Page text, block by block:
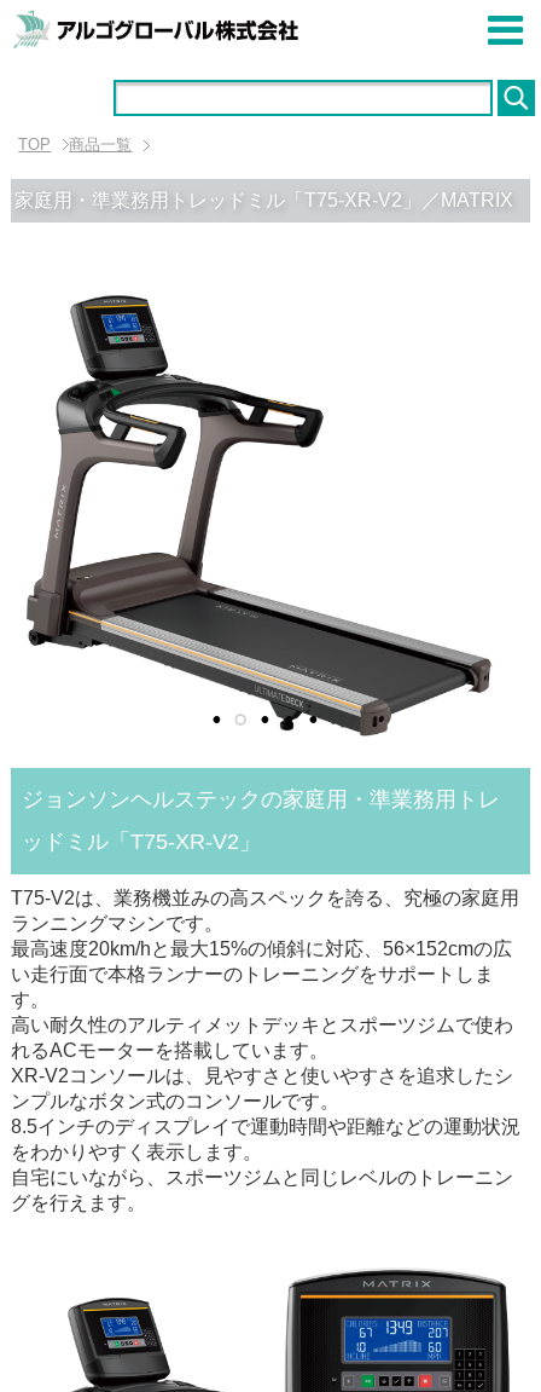
TOP 商品一覧
家庭用・準業務用トレッドミル「T75-XR-V2」／MATRIX
ジョンソンヘルステックの家庭用・準業務用トレ
ッドミル「T75-XR-V2」
T75-V2は、業務機並みの高スペックを誇る、究極の家庭用
ランニングマシンです。
最高速度20km/hと最大15%の傾斜に対応、56×152cmの広
い走行面で本格ランナーのトレーニングをサポートしま
す。
高い耐久性のアルティメットデッキとスポーツジムで使わ
れるACモーターを搭載しています。
XR-V2コンソールは、見やすさと使いやすさを追求したシ
ンプルなボタン式のコンソールです。
8.5インチのディスプレイで運動時間や距離などの運動状況
をわかりやすく表示します。
自宅にいながら、スポーツジムと同じレベルのトレーニン
グを行えます。